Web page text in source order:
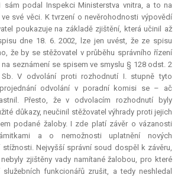
sám podal Inspekci Ministerstva vnitra, a to na
své věci. K tvrzení o nevěrohodnosti výpovědí
poukazuje na základě zjištění, která učinil až
dne 18. 6. 2002, lze jen uvést, že ze spisu
že by se stěžovatel v průběhu správního řízení
seznámení se spisem ve smyslu § 128 odst. 2
V odvolání proti rozhodnutí I. stupně tyto
odvolání v poradní komisi se – ač
Přesto, že v odvolacím rozhodnutí byly
důkazy, neučinil stěžovatel výhrady proti jejich
podané žaloby. I zde platí závěr o vázanosti
a o nemožnosti uplatnění nových
Nejvyšší správní soud dospěl k závěru,
zjištěny vady namítané žalobou, pro které
funkcionářů zrušit, a tedy neshledal